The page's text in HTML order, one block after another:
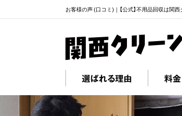
お客様の声 (口コミ)｜【公式】不用品回収は関
選ばれる理由 料金